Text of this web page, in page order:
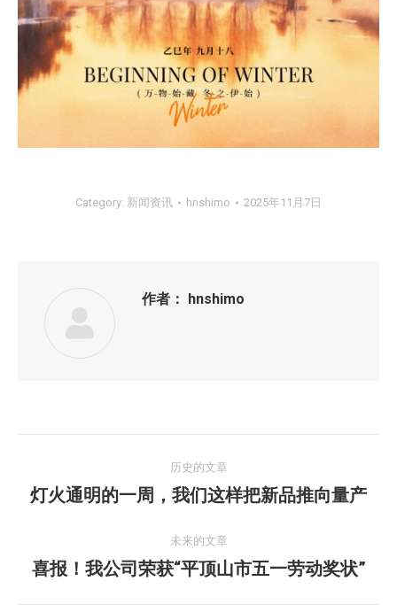
Category: 新闻资讯 hnshimo 2025年11月7日
作者： hnshimo
章
航
历史的文章
历
的
文
灯火通明的一周，我们这样把新品推向量产
未来的文章
未
喜报！我公司荣获“平顶山市五一劳动奖状”